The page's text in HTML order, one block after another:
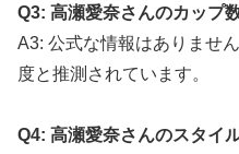
Q3: 高瀬愛奈さんのカップ
A3: 公式な情報はありませ
度と推測されています。
Q4: 高瀬愛奈さんのスタイ